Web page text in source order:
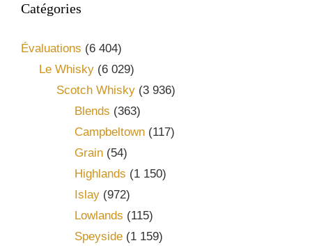
Catégories
Évaluations (6 404)
Le Whisky(6 029)
Scotch Whisky (3 936)
Blends (363)
Campbeltown(117)
Grain(54)
Highlands (1 150)
Islay(972)
Lowlands (115)
Speyside(1 159)